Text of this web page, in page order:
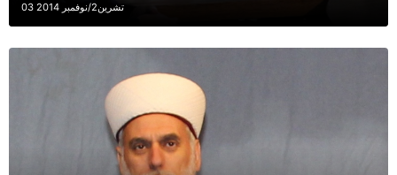
03 تشرين2/نوفمبر 2014